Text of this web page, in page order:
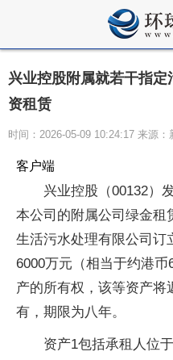
兴业控股附属就若干指
资租赁
时间：2026-05-09 10:24:17 来源：
客户端
兴业控股（00132）
本公司的附属公司绿金租
生活污水处理有限公司订
6000万元（相当于约港
产的所有权，该等资产将
有，期限为八年。
资产1包括承租人位